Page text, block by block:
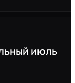
июль